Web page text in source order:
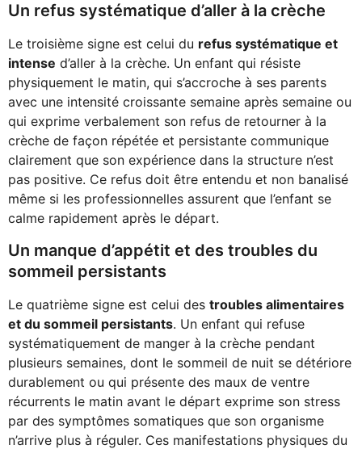
Un refus systématique d’aller à la crèche
Le troisième signe est celui du refus systématique et
intense d’aller à la crèche. Un enfant qui résiste
physiquement le matin, qui s’accroche à ses parents
avec une intensité croissante semaine après semaine ou
qui exprime verbalement son refus de retourner à la
crèche de façon répétée et persistante communique
clairement que son expérience dans la structure n’est
pas positive. Ce refus doit être entendu et non banalisé
même si les professionnelles assurent que l’enfant se
calme rapidement après le départ.
Un manque d’appétit et des troubles du
sommeil persistants
Le quatrième signe est celui des troubles alimentaires
et du sommeil persistants. Un enfant qui refuse
systématiquement de manger à la crèche pendant
plusieurs semaines, dont le sommeil de nuit se détériore
durablement ou qui présente des maux de ventre
récurrents le matin avant le départ exprime son stress
par des symptômes somatiques que son organisme
n’arrive plus à réguler. Ces manifestations physiques du